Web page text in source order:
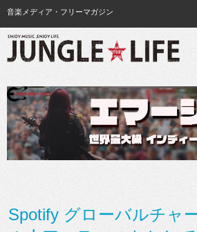
音楽メディア・フリーマガジン
Spotify グローバルチャ